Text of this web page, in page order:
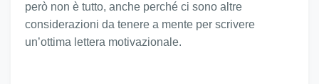
però non è tutto, anche perché ci sono altre
considerazioni da tenere a mente per scrivere
un’ottima lettera motivazionale.